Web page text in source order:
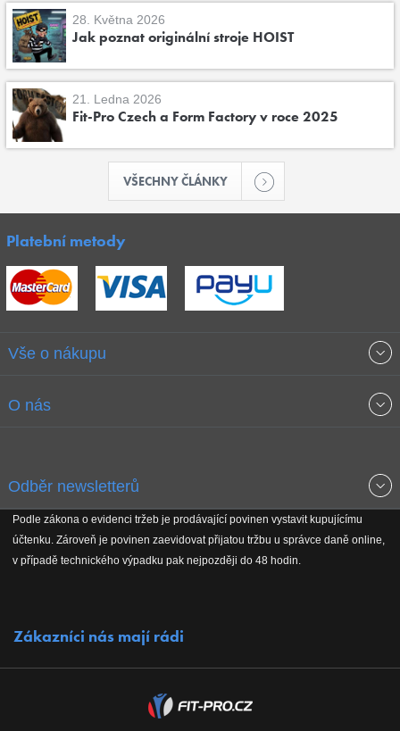
28. Května 2026
Jak poznat originální stroje HOIST
21. Ledna 2026
Fit-Pro Czech a Form Factory v roce 2025
VŠECHNY ČLÁNKY
Platební metody
Vše o nákupu
Obchodní podmínky
Reklamační řád
O nás
Koho podporujeme
Odběr newsletterů
Podle zákona o evidenci tržeb je prodávající povinen vystavit kupujícímu
účtenku. Zároveň je povinen zaevidovat přijatou tržbu u správce daně online,
v případě technického výpadku pak nejpozději do 48 hodin.
Zákazníci nás mají rádi